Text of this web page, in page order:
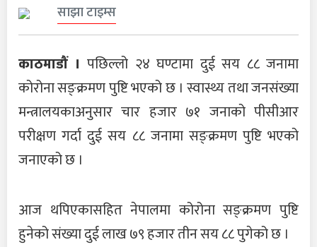
साझा टाइम्स
काठमाडौं । पछिल्लो २४ घण्टामा दुई सय ८८ जनामा
कोरोना सङ्क्रमण पुष्टि भएको छ । स्वास्थ्य तथा जनसंख्या
मन्त्रालयकाअनुसार चार हजार ७१ जनाको पीसीआर
परीक्षण गर्दा दुई सय ८८ जनामा सङ्क्रमण पुष्टि भएको
जनाएको छ ।
आज थपिएकासहित नेपालमा कोरोना सङ्क्रमण पुष्टि
हुनेको संख्या दुई लाख ७९ हजार तीन सय ८८ पुगेको छ ।